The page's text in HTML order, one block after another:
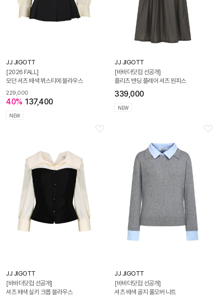
JJ JIGOTT
[2026 FALL]
모던 셔츠 배색 뷔스티에 블라우스
229,000
40% 137,400
NEW
JJ JIGOTT
[바바더닷컴 선공개]
플리츠 밴딩 플레어 셔츠 원피스
339,000
NEW
JJ JIGOTT
[바바더닷컴 선공개]
셔츠 배색 실키 크롭 블라우스
JJ JIGOTT
[바바더닷컴 선공개]
셔츠 배색 골지 풀오버 니트